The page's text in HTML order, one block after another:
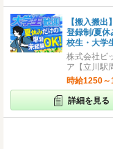
【搬入搬出】
登録制/夏
校生・大学
株式会社ビ
ア【立川駅
時給1250
詳細を見る